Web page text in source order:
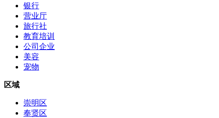
银行
营业厅
旅行社
教育培训
公司企业
美容
宠物
区域
崇明区
奉贤区